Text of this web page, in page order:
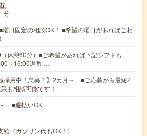
分
曜日固定の相談OK！ ■希望の曜日があればご相
休憩60分）■ご希望があれば下記シフトも
～16:00遅番 …
採用中！急募！】2カ月～ ■ご応募から最短2
も相談可能です！
■週払いOK
給（ガソリン代もOK！）